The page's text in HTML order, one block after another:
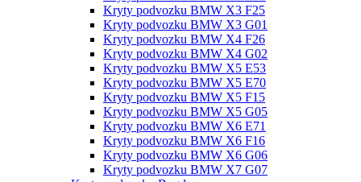
Kryty podvozku BMW X3 F25
Kryty podvozku BMW X3 G01
Kryty podvozku BMW X4 F26
Kryty podvozku BMW X4 G02
Kryty podvozku BMW X5 E53
Kryty podvozku BMW X5 E70
Kryty podvozku BMW X5 F15
Kryty podvozku BMW X5 G05
Kryty podvozku BMW X6 E71
Kryty podvozku BMW X6 F16
Kryty podvozku BMW X6 G06
Kryty podvozku BMW X7 G07